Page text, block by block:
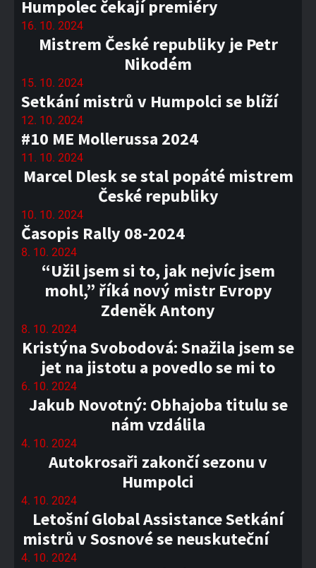
Humpolec čekají premiéry
16. 10. 2024
Mistrem České republiky je Petr
Nikodém
15. 10. 2024
Setkání mistrů v Humpolci se blíží
12. 10. 2024
#10 ME Mollerussa 2024
11. 10. 2024
Marcel Dlesk se stal popáté mistrem
České republiky
10. 10. 2024
Časopis Rally 08-2024
8. 10. 2024
“Užil jsem si to, jak nejvíc jsem
mohl,” říká nový mistr Evropy
Zdeněk Antony
8. 10. 2024
Kristýna Svobodová: Snažila jsem se
jet na jistotu a povedlo se mi to
6. 10. 2024
Jakub Novotný: Obhajoba titulu se
nám vzdálila
4. 10. 2024
Autokrosaři zakončí sezonu v
Humpolci
4. 10. 2024
Letošní Global Assistance Setkání
mistrů v Sosnové se neuskuteční
4. 10. 2024